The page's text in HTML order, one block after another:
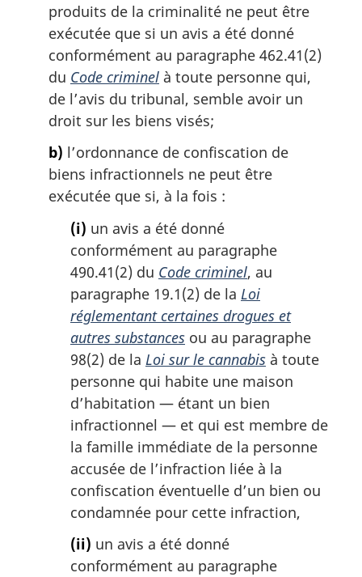
produits de la criminalité ne peut être
exécutée que si un avis a été donné
conformément au paragraphe 462.41(2)
du Code criminel à toute personne qui,
de l’avis du tribunal, semble avoir un
droit sur les biens visés;
b) l’ordonnance de confiscation de
biens infractionnels ne peut être
exécutée que si, à la fois :
(i) un avis a été donné
conformément au paragraphe
490.41(2) du Code criminel, au
paragraphe 19.1(2) de la Loi
réglementant certaines drogues et
autres substances ou au paragraphe
98(2) de la Loi sur le cannabis à toute
personne qui habite une maison
d’habitation — étant un bien
infractionnel — et qui est membre de
la famille immédiate de la personne
accusée de l’infraction liée à la
confiscation éventuelle d’un bien ou
condamnée pour cette infraction,
(ii) un avis a été donné
conformément au paragraphe